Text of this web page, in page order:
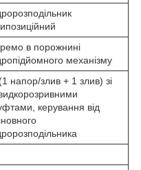
в порожнині
механізму
напор/злив + 1 злив) зі
керування від